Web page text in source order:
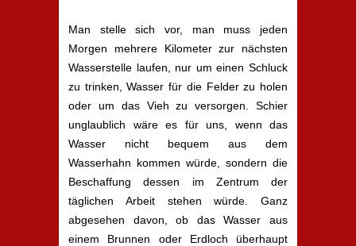
Man stelle sich vor, man muss jeden
Morgen mehrere Kilometer zur nächsten
Wasserstelle laufen, nur um einen Schluck
zu trinken, Wasser für die Felder zu holen
oder um das Vieh zu versorgen. Schier
unglaublich wäre es für uns, wenn das
Wasser nicht bequem aus dem
Wasserhahn kommen würde, sondern die
Beschaffung dessen im Zentrum der
täglichen Arbeit stehen würde. Ganz
abgesehen davon, ob das Wasser aus
einem Brunnen oder Erdloch überhaupt